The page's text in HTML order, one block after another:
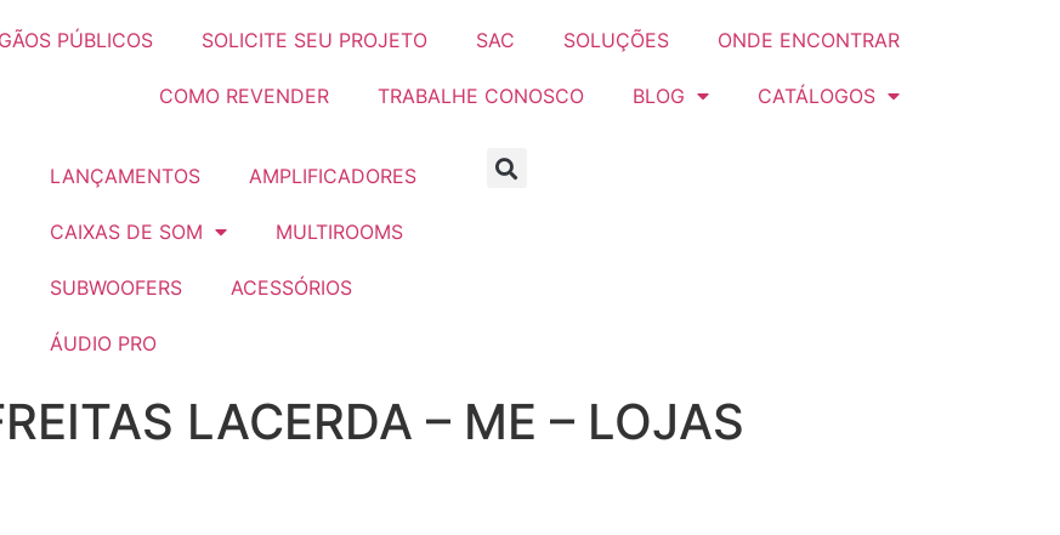
PÚBLICOS SOLICITE SEU PROJETO SAC SOLUÇÕES ONDE ENCONTRAR
COMO REVENDER TRABALHE CONOSCO BLOG CATÁLOGOS
LANÇAMENTOS AMPLIFICADORES
CAIXAS DE SOM MULTIROOMS
SUBWOOFERS ACESSÓRIOS
ÁUDIO PRO
LACERDA – ME – LOJAS